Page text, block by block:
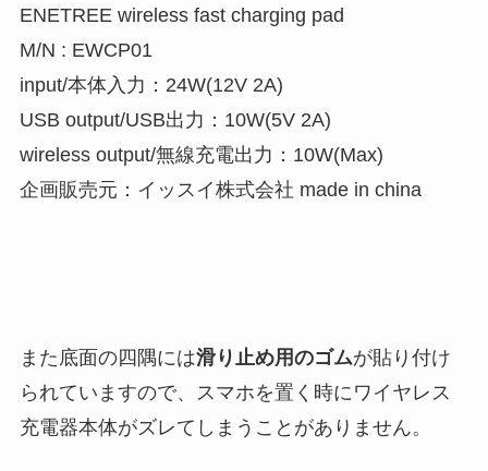
ENETREE wireless fast charging pad
M/N : EWCP01
input/本体入力：24W(12V 2A)
USB output/USB出力：10W(5V 2A)
wireless output/無線充電出力：10W(Max)
企画販売元：イッスイ株式会社 made in china
また底面の四隅には滑り止め用のゴムが貼り付け
られていますので、スマホを置く時にワイヤレス
充電器本体がズレてしまうことがありません。